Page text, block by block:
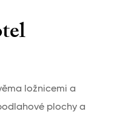
ložnicemi a
plochy a